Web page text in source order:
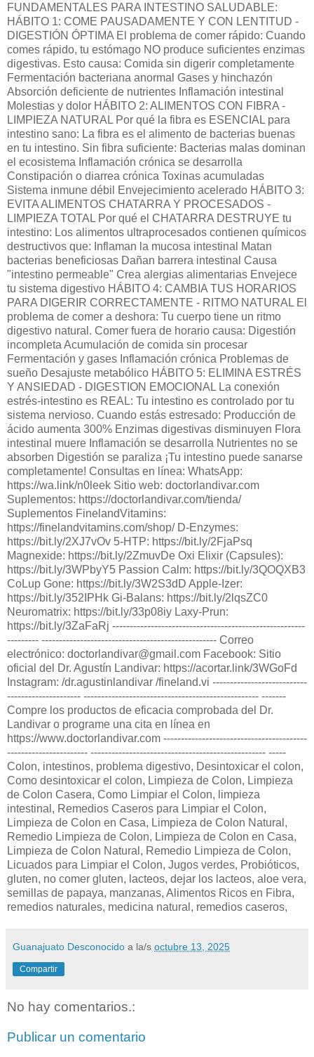
FUNDAMENTALES PARA INTESTINO SALUDABLE:
HÁBITO 1: COME PAUSADAMENTE Y CON LENTITUD -
DIGESTIÓN ÓPTIMA El problema de comer rápido: Cuando
comes rápido, tu estómago NO produce suficientes enzimas
digestivas. Esto causa: Comida sin digerir completamente
Fermentación bacteriana anormal Gases y hinchazón
Absorción deficiente de nutrientes Inflamación intestinal
Molestias y dolor HÁBITO 2: ALIMENTOS CON FIBRA -
LIMPIEZA NATURAL Por qué la fibra es ESENCIAL para
intestino sano: La fibra es el alimento de bacterias buenas
en tu intestino. Sin fibra suficiente: Bacterias malas dominan
el ecosistema Inflamación crónica se desarrolla
Constipación o diarrea crónica Toxinas acumuladas
Sistema inmune débil Envejecimiento acelerado HÁBITO 3:
EVITA ALIMENTOS CHATARRA Y PROCESADOS -
LIMPIEZA TOTAL Por qué el CHATARRA DESTRUYE tu
intestino: Los alimentos ultraprocesados contienen químicos
destructivos que: Inflaman la mucosa intestinal Matan
bacterias beneficiosas Dañan barrera intestinal Causa
"intestino permeable" Crea alergias alimentarias Envejece
tu sistema digestivo HÁBITO 4: CAMBIA TUS HORARIOS
PARA DIGERIR CORRECTAMENTE - RITMO NATURAL El
problema de comer a deshora: Tu cuerpo tiene un ritmo
digestivo natural. Comer fuera de horario causa: Digestión
incompleta Acumulación de comida sin procesar
Fermentación y gases Inflamación crónica Problemas de
sueño Desajuste metabólico HÁBITO 5: ELIMINA ESTRÉS
Y ANSIEDAD - DIGESTION EMOCIONAL La conexión
estrés-intestino es REAL: Tu intestino es controlado por tu
sistema nervioso. Cuando estás estresado: Producción de
ácido aumenta 300% Enzimas digestivas disminuyen Flora
intestinal muere Inflamación se desarrolla Nutrientes no se
absorben Digestión se paraliza ¡Tu intestino puede sanarse
completamente! Consultas en línea: WhatsApp:
https://wa.link/n0leek Sitio web: doctorlandivar.com
Suplementos: https://doctorlandivar.com/tienda/
Suplementos FinelandVitamins:
https://finelandvitamins.com/shop/ D-Enzymes:
https://bit.ly/2XJ7vOv 5-HTP: https://bit.ly/2FjaPsq
Magnexide: https://bit.ly/2ZmuvDe Oxi Elixir (Capsules):
https://bit.ly/3WPbyY5 Passion Calm: https://bit.ly/3QOQXB3
CoLup Gone: https://bit.ly/3W2S3dD Apple-Izer:
https://bit.ly/352IPHk Gi-Balans: https://bit.ly/2lqsZC0
Neuromatrix: https://bit.ly/33p08iy Laxy-Prun:
https://bit.ly/3ZaFaRj -------------------------------------------------------
--------- -------------------------------------------------- Correo
electrónico: doctorlandivar@gmail.com Facebook: Sitio
oficial del Dr. Agustín Landivar: https://acortar.link/3WGoFd
Instagram: /dr.agustinlandivar /fineland.vi ---------------------------
--------------------- -------------------------------------------------- -------
Compre los productos de eficacia comprobada del Dr.
Landivar o programe una cita en línea en
https://www.doctorlandivar.com -----------------------------------------
----------------------- -------------------------------------------------- -----
Colon, intestinos, problema digestivo, Desintoxicar el colon,
Como desintoxicar el colon, Limpieza de Colon, Limpieza
de Colon Casera, Como Limpiar el Colon, limpieza
intestinal, Remedios Caseros para Limpiar el Colon,
Limpieza de Colon en Casa, Limpieza de Colon Natural,
Remedio Limpieza de Colon, Limpieza de Colon en Casa,
Limpieza de Colon Natural, Remedio Limpieza de Colon,
Licuados para Limpiar el Colon, Jugos verdes, Probióticos,
gluten, no comer gluten, lacteos, dejar los lacteos, aloe vera,
semillas de papaya, manzanas, Alimentos Ricos en Fibra,
remedios naturales, medicina natural, remedios caseros,
Guanajuato Desconocido a la/s octubre 13, 2025
Compartir
No hay comentarios.:
Publicar un comentario